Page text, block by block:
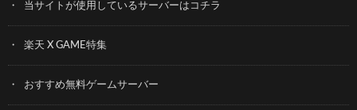
当サイトが使用しているサーバーはコチラ
楽天 X GAME特集
おすすめ無料ゲームサーバー